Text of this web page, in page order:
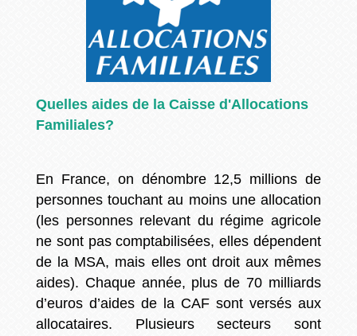
Quelles aides de la Caisse d'Allocations
Familiales?
En France, on dénombre 12,5 millions de
personnes touchant au moins une allocation
(les personnes relevant du régime agricole
ne sont pas comptabilisées, elles dépendent
de la MSA, mais elles ont droit aux mêmes
aides). Chaque année, plus de 70 milliards
d’euros d’aides de la CAF sont versés aux
allocataires. Plusieurs secteurs sont